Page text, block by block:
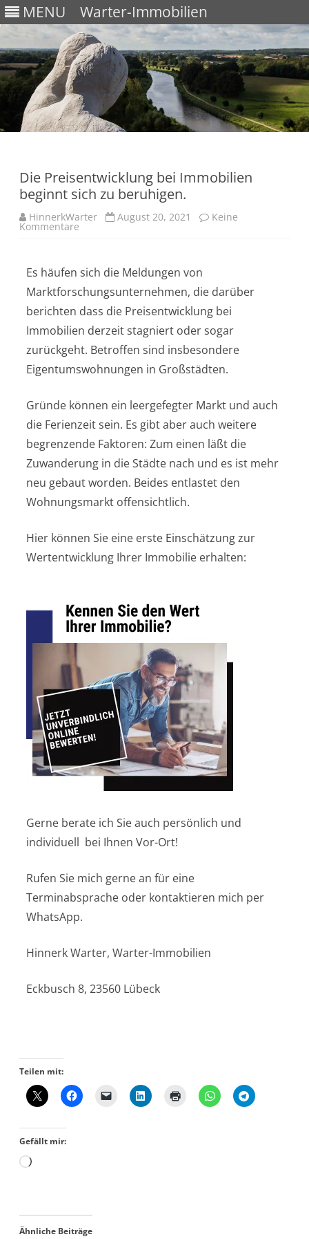
MENU Warter-Immobilien
Die Preisentwicklung bei Immobilien
beginnt sich zu beruhigen.
HinnerkWarter August 20, 2021 Keine
Kommentare
Es häufen sich die Meldungen von
Marktforschungsunternehmen, die darüber
berichten dass die Preisentwicklung bei
Immobilien derzeit stagniert oder sogar
zurückgeht. Betroffen sind insbesondere
Eigentumswohnungen in Großstädten.
Gründe können ein leergefegter Markt und auch
die Ferienzeit sein. Es gibt aber auch weitere
begrenzende Faktoren: Zum einen läßt die
Zuwanderung in die Städte nach und es ist mehr
neu gebaut worden. Beides entlastet den
Wohnungsmarkt offensichtlich.
Hier können Sie eine erste Einschätzung zur
Wertentwicklung Ihrer Immobilie erhalten:
Gerne berate ich Sie auch persönlich und
individuell bei Ihnen Vor-Ort!
Rufen Sie mich gerne an für eine
Terminabsprache oder kontaktieren mich per
WhatsApp.
Hinnerk Warter, Warter-Immobilien
Eckbusch 8, 23560 Lübeck
Teilen mit:
Gefällt mir:
Ähnliche Beiträge